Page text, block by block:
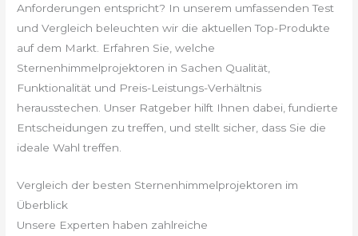
Anforderungen entspricht? In unserem umfassenden Test
und Vergleich beleuchten wir die aktuellen Top-Produkte
auf dem Markt. Erfahren Sie, welche
Sternenhimmelprojektoren in Sachen Qualität,
Funktionalität und Preis-Leistungs-Verhältnis
herausstechen. Unser Ratgeber hilft Ihnen dabei, fundierte
Entscheidungen zu treffen, und stellt sicher, dass Sie die
ideale Wahl treffen.
Vergleich der besten Sternenhimmelprojektoren im
Überblick
Unsere Experten haben zahlreiche